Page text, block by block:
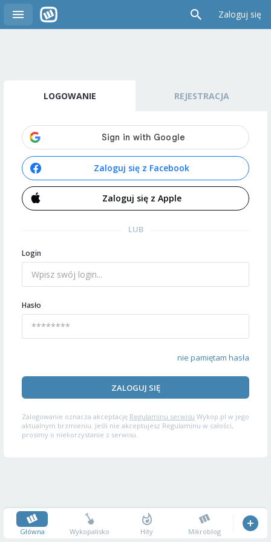
Zaloguj się
LOGOWANIE REJESTRACJA
Zaloguj się z Facebook
Zaloguj się z Apple
LUB
Login
Hasło
nie pamiętam hasła
ZALOGUJ SIĘ
Zalogowanie oznacza akceptację Regulaminu serwisu Wykop.pl w jego
aktualnym brzmieniu. Jeśli nie akceptujesz Regulaminu w całości,
prosimy o niekorzystanie z serwisu.
Główna Wykopalisko Hity Mikroblog